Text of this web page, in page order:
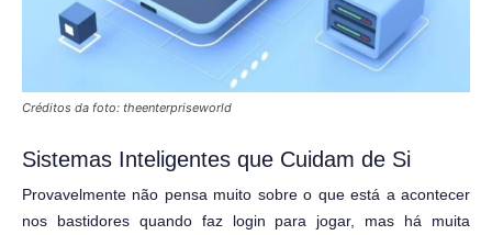
Créditos da foto: theenterpriseworld
Sistemas Inteligentes que Cuidam de Si
Provavelmente não pensa muito sobre o que está a acontecer
nos bastidores quando faz login para jogar, mas há muita